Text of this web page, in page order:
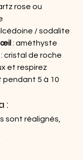
rose ou
/ sodalite
œil : améthyste
: cristal de roche
et respirez
5 à 10
:
sont réalignés,